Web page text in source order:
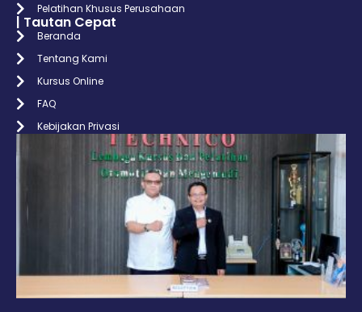
Pelatihan Khusus Perusahaan
| Tautan Cepat
Beranda
Tentang Kami
Kursus Online
FAQ
Kebijakan Privasi